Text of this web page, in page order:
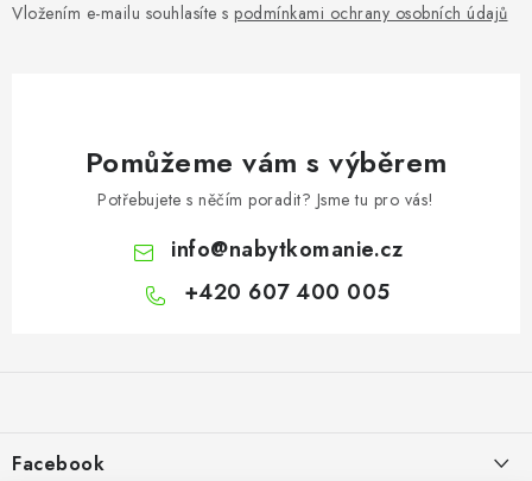
Vložením e-mailu souhlasíte s podmínkami ochrany osobních údajů
Pomůžeme vám s výběrem
Potřebujete s něčím poradit? Jsme tu pro vás!
info@nabytkomanie.cz
+420 607 400 005
aFacebook